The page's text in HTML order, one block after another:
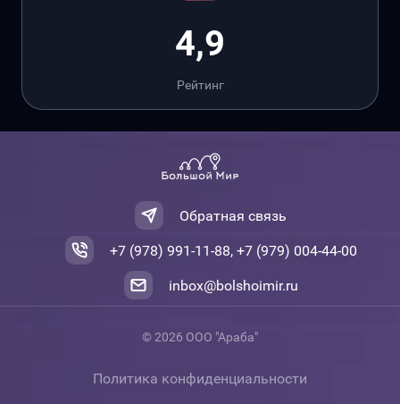
4,9
Рейтинг
Обратная связь
+7 (978) 991-11-88, +7 (979) 004-44-00
inbox@bolshoimir.ru
© 2026 ООО "Араба"
Политика конфиденциальности